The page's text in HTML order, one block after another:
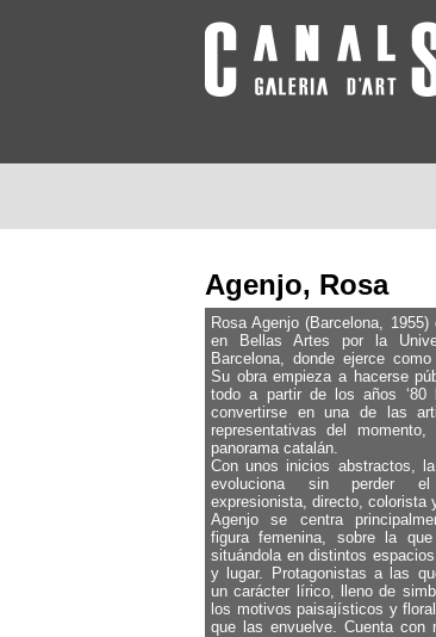
Agenjo, Rosa
Rosa Agenjo (Barcelona, 1955)
en Bellas Artes por la
Barcelona, donde ejerce como
Su obra empieza a hacerse
todo a partir de los años ‘80
convertirse en una de las
representativas del momento,
panorama catalán.
Con unos inicios abstractos,
evoluciona sin perder el
expresionista, directo, colorista
Agenjo se centra
figura femenina, sobre la que
situándola en distintos
y lugar. Protagonistas a las
un carácter lírico, lleno de
los motivos paisajísticos y
que las envuelve. Cuenta con